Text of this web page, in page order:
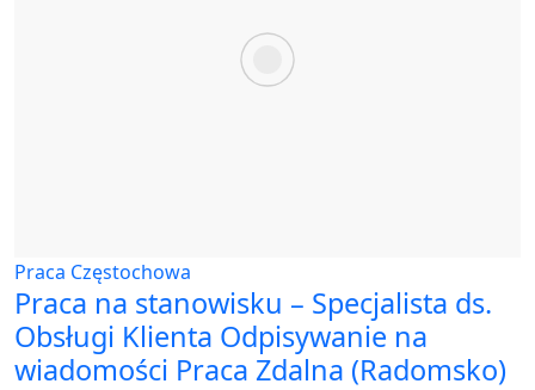
Praca Częstochowa
Praca na stanowisku – Specjalista ds.
Obsługi Klienta Odpisywanie na
wiadomości Praca Zdalna (Radomsko)